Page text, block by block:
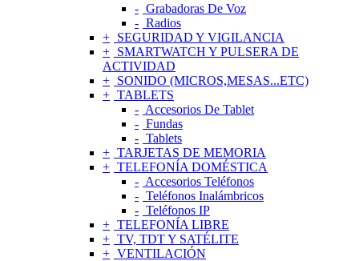
Grabadoras De Voz
Radios
SEGURIDAD Y VIGILANCIA
SMARTWATCH Y PULSERA DE
ACTIVIDAD
SONIDO (MICROS,MESAS...ETC)
TABLETS
Accesorios De Tablet
Fundas
Tablets
TARJETAS DE MEMORIA
TELEFONÍA DOMÉSTICA
Accesorios Teléfonos
Teléfonos Inalámbricos
Teléfonos IP
TELEFONÍA LIBRE
TV, TDT Y SATÉLITE
VENTILACIÓN